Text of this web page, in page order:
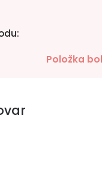
:
Položka